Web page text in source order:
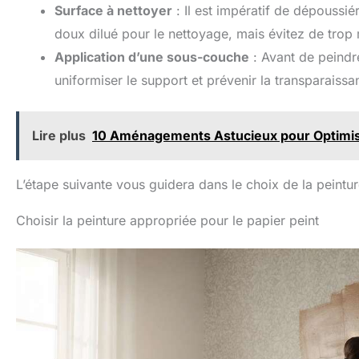
couleurs avec une
consistance beurrée et
offrir un excellent pouvoir
surfaces et les détails
fins. Ces peintures
sèchent pour une belle
supérieure respectueux
sur notre belle planète
bleue (certifié ASTM D-
Pigments riches et
non toxiques. Nous ne
sommes pas seulement de
qualité supérieure et
respectueux de
l'environnement, tout en
ou
DE
à
Surface à nettoyer : Il est impératif de
doux dilué pour le nettoyage, mais évitez de
Application d’une sous-couche : Avant de
uniformiser le support et prévenir la
Lire plus 10 Aménagements Astucieux pour
L’étape suivante vous guidera dans le choix de la
Choisir la peinture appropriée pour le papier peint